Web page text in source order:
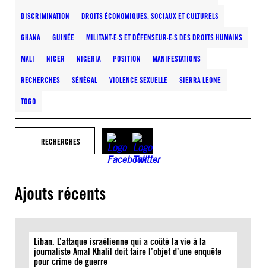
DISCRIMINATION DROITS ÉCONOMIQUES, SOCIAUX ET CULTURELS
GHANA GUINÉE MILITANT·E·S ET DÉFENSEUR·E·S DES DROITS HUMAINS
MALI NIGER NIGERIA POSITION MANIFESTATIONS
RECHERCHES SÉNÉGAL VIOLENCE SEXUELLE SIERRA LEONE
TOGO
RECHERCHES
Ajouts récents
Liban. L’attaque israélienne qui a coûté la vie à la
journaliste Amal Khalil doit faire l’objet d’une enquête
pour crime de guerre